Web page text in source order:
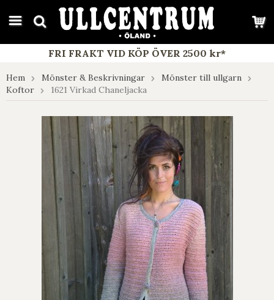
google-site-verification: google7e4b1026db5d9f32.html
FRI FRAKT VID KÖP ÖVER 2500 kr*
Hem Mönster & Beskrivningar
Mönster till ullgarn
Koftor
1621 Virkad Chaneljacka